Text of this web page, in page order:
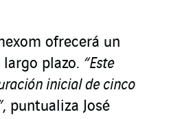
ofrecerá un
plazo. “Este
inicial de cinco
, puntualiza José